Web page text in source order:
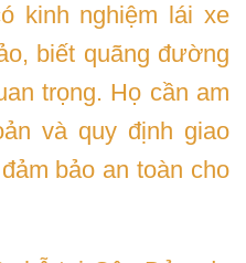
kinh nghiệm lái xe
biết quãng đường
trọng. Họ cần am
và quy định giao
bảo an toàn cho